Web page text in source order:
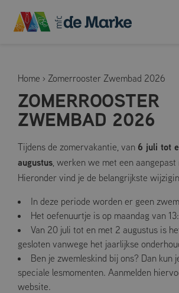
Home › Zomerrooster Zwembad 2026
ZOMERROOSTER
ZWEMBAD 2026
Tijdens de zomervakantie, van 6 juli tot
augustus , werken we met een
Hieronder vind je de belangrijkste
In deze periode worden er geen
Het oefenuurtje is op maandag van
Van 20 juli tot en met 2 augustus is
gesloten vanwege het jaarlijkse
Ben je zwemleskind bij ons? Dan kun
speciale lesmomenten. Aanmelden
website.